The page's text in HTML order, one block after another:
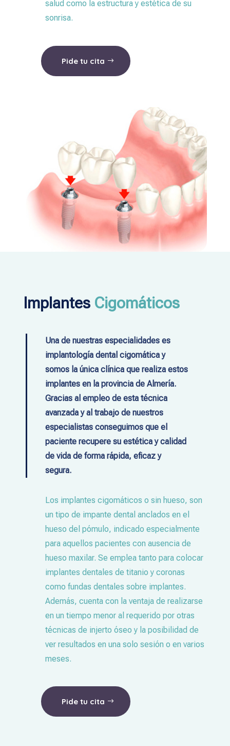
salud como la estructura y estética de su
sonrisa.
Pide tu cita
Implantes Cigomáticos
Una de nuestras especialidades es
implantología dental cigomática y
somos la única clínica que realiza estos
implantes en la provincia de Almería.
Gracias al empleo de esta técnica
avanzada y al trabajo de nuestros
especialistas conseguimos que el
paciente recupere su estética y calidad
de vida de forma rápida, eficaz y
segura.
Los implantes cigomáticos o sin hueso, son
un tipo de impante dental anclados en el
hueso del pómulo, indicado especialmente
para aquellos pacientes con ausencia de
hueso maxilar. Se emplea tanto para colocar
implantes dentales de titanio y coronas
como fundas dentales sobre implantes.
Además, cuenta con la ventaja de realizarse
en un tiempo menor al requerido por otras
técnicas de injerto óseo y la posibilidad de
ver resultados en una solo sesión o en varios
meses.
Pide tu cita